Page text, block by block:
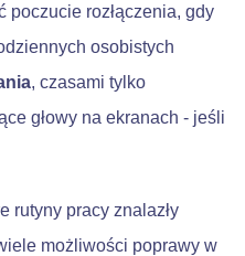
rozłączenia, gdy
osobistych
, czasami tylko
głowy na ekranach - jeśli
rutyny pracy znalazły
możliwości poprawy w